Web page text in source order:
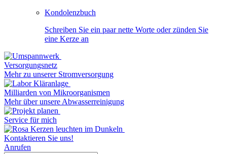
Kondolenzbuch
Schreiben Sie ein paar nette Worte oder zünden Sie
eine Kerze an
Versorgungsnetz
Mehr zu unserer Stromversorgung
Milliarden von Mikroorganismen
Mehr über unsere Abwasserreinigung
Service für mich
Kontaktieren Sie uns!
Anrufen